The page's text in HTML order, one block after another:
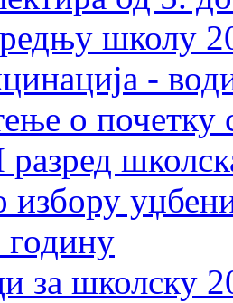
школу
-
о почетку
избору
за школску